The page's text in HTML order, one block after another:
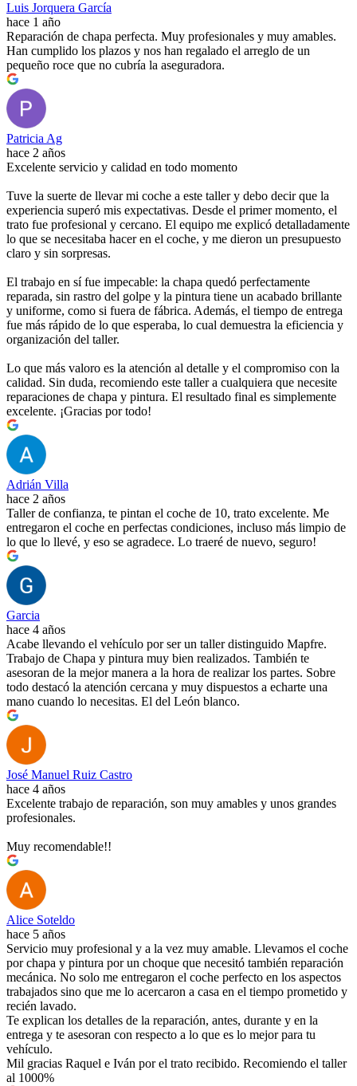
Luis Jorquera García
hace 1 año
Reparación de chapa perfecta. Muy profesionales y muy amables.
Han cumplido los plazos y nos han regalado el arreglo de un
pequeño roce que no cubría la aseguradora.
Patricia Ag
hace 2 años
Excelente servicio y calidad en todo momento
Tuve la suerte de llevar mi coche a este taller y debo decir que la
experiencia superó mis expectativas. Desde el primer momento, el
trato fue profesional y cercano. El equipo me explicó detalladamente
lo que se necesitaba hacer en el coche, y me dieron un presupuesto
claro y sin sorpresas.
El trabajo en sí fue impecable: la chapa quedó perfectamente
reparada, sin rastro del golpe y la pintura tiene un acabado brillante
y uniforme, como si fuera de fábrica. Además, el tiempo de entrega
fue más rápido de lo que esperaba, lo cual demuestra la eficiencia y
organización del taller.
Lo que más valoro es la atención al detalle y el compromiso con la
calidad. Sin duda, recomiendo este taller a cualquiera que necesite
reparaciones de chapa y pintura. El resultado final es simplemente
excelente. ¡Gracias por todo!
Adrián Villa
hace 2 años
Taller de confianza, te pintan el coche de 10, trato excelente. Me
entregaron el coche en perfectas condiciones, incluso más limpio de
lo que lo llevé, y eso se agradece. Lo traeré de nuevo, seguro!
Garcia
hace 4 años
Acabe llevando el vehículo por ser un taller distinguido Mapfre.
Trabajo de Chapa y pintura muy bien realizados. También te
asesoran de la mejor manera a la hora de realizar los partes. Sobre
todo destacó la atención cercana y muy dispuestos a echarte una
mano cuando lo necesitas. El del León blanco.
José Manuel Ruiz Castro
hace 4 años
Excelente trabajo de reparación, son muy amables y unos grandes
profesionales.
Muy recomendable!!
Alice Soteldo
hace 5 años
Servicio muy profesional y a la vez muy amable. Llevamos el coche
por chapa y pintura por un choque que necesitó también reparación
mecánica. No solo me entregaron el coche perfecto en los aspectos
trabajados sino que me lo acercaron a casa en el tiempo prometido y
recién lavado.
Te explican los detalles de la reparación, antes, durante y en la
entrega y te asesoran con respecto a lo que es lo mejor para tu
vehículo.
Mil gracias Raquel e Iván por el trato recibido. Recomiendo el taller
al 1000%